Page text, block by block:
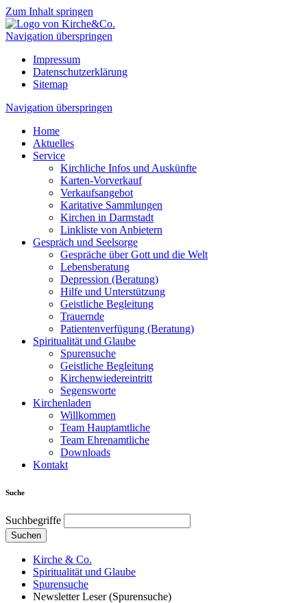
Zum Inhalt springen
Navigation überspringen
Impressum
Datenschutzerklärung
Sitemap
Navigation überspringen
Home
Aktuelles
Service
Kirchliche Infos und Auskünfte
Karten-Vorverkauf
Verkaufsangebot
Karitative Sammlungen
Kirchen in Darmstadt
Linkliste von Anbietern
Gespräch und Seelsorge
Gespräche über Gott und die Welt
Lebensberatung
Depression (Beratung)
Hilfe und Unterstützung
Geistliche Begleitung
Trauernde
Patientenverfügung (Beratung)
Spiritualität und Glaube
Spurensuche
Geistliche Begleitung
Kirchenwiedereintritt
Segensworte
Kirchenladen
Willkommen
Team Hauptamtliche
Team Ehrenamtliche
Downloads
Kontakt
Suche
Suchbegriffe
Suchen
Kirche & Co.
Spiritualität und Glaube
Spurensuche
Newsletter Leser (Spurensuche)